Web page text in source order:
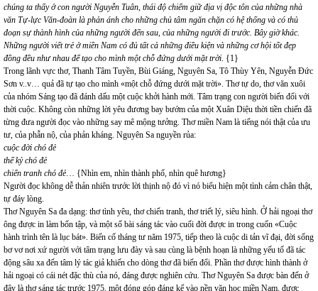
chúng ta thấy ở con người Nguyễn Tuân, thái độ chiếm giữ địa vị độc tôn của những nhà
văn Tự-lực Văn-đoàn là phản ánh cho những chủ tâm ngăn chặn có hệ thống và có thủ
đoạn sự thành hình của những người đến sau, của những người đi trước. Bây giờ khác.
Những người viết trẻ ở miền Nam có đủ tất cả những điều kiện và những cơ hội tốt đẹp
đồng đều như nhau để tạo cho mình một chỗ đứng dưới mặt trời {1}
Trong lãnh vực thơ, Thanh Tâm Tuyền, Bùi Giáng, Nguyên Sa, Tô Thùy Yên, Nguyễn Đức
Sơn v..v… quả đã tự tạo cho mình «một chỗ đứng dưới mặt trời». Thơ tự do, thơ văn xuôi
của nhóm Sáng tạo đã đánh dấu một cuộc khởi hành mới. Tâm trạng con người biến đổi với
thời cuộc. Không còn những lời yêu đương bay bướm của một Xuân Diệu thời tiền chiến đã
từng đưa người đọc vào những say mê mộng tưởng. Thơ miền Nam là tiếng nói thật của ưu
tư, của phẫn nộ, của phản kháng. Nguyên Sa nguyền rủa:
cuộc đời chó đẻ
thế kỷ chó đẻ
chiến tranh chó đẻ … {Nhìn em, nhìn thành phố, nhìn quê hương}
Người đọc không dễ thản nhiên trước lời thịnh nộ đó vì nó biểu hiện một tình cảm chân thật,
tự đáy lòng.
Thơ Nguyên Sa đa dạng: thơ tình yêu, thơ chiến tranh, thơ triết lý, siêu hình. Ở hải ngoại thơ
ông được in làm bốn tập, và một số bài sáng tác vào cuối đời được in trong cuốn «Cuộc
hành trình tên là lục bát». Biến cố tháng tư năm 1975, tiếp theo là cuộc di tản vĩ đại, đời sống
bơ vơ nơi xứ người với tâm trạng lưu đày và sau cùng là bệnh hoạn là những yếu tố đã tác
động sâu xa đến tâm lý tác giả khiến cho dòng thơ đã biến đổi. Phần thơ được hình thành ở
hải ngoại có cái nét đặc thù của nó, đáng được nghiên cứu. Thơ Nguyên Sa được bàn đến ở
đây là thơ sáng tác trước 1975, một đóng góp đáng kể vào nền văn học miền Nam, được